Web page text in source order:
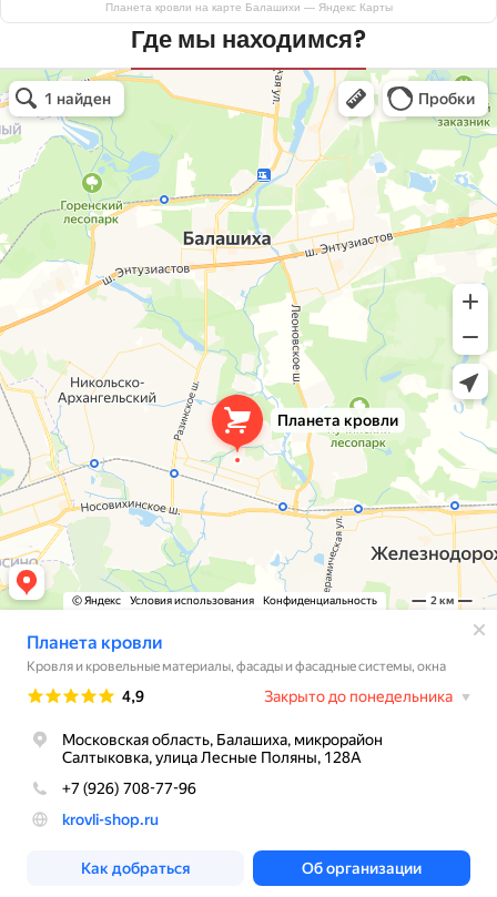
Планета кровли на карте Балашихи — Яндекс Карты
Где мы находимся?
Планета кровли
Кровля и кровельные материалы в Балашихе
Окна в Балашихе